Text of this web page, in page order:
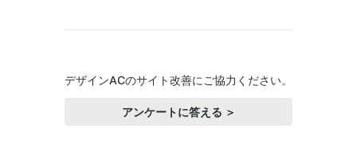
デザインACのサイト改善にご協力ください。
アンケートに答える ＞